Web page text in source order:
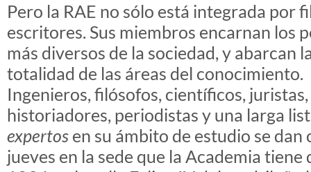
Pero la RAE no sólo está integrada por
escritores. Sus miembros encarnan los
más diversos de la sociedad, y abarcan
totalidad de las áreas del conocimiento.
Ingenieros, filósofos, científicos,
historiadores, periodistas y una larga
expertos en su ámbito de estudio se dan
jueves en la sede que la Academia tiene